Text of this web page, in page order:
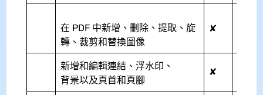
在 PDF 中新增、刪除、提取、旋
轉、裁剪和替換圖像
✘
新增和編輯連結、浮水印、
背景以及頁首和頁腳
✘